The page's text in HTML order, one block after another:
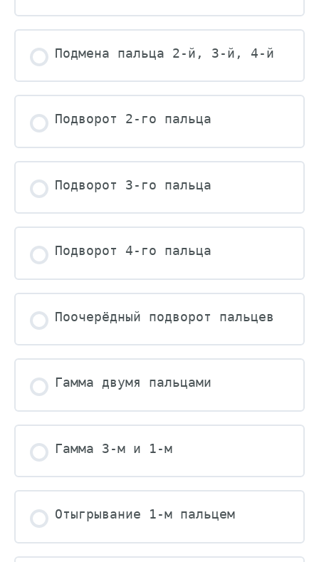
Подмена пальца 2-й, 3-й, 4-й
Подворот 2-го пальца
Подворот 3-го пальца
Подворот 4-го пальца
Поочерёдный подворот пальцев
Гамма двумя пальцами
Гамма 3-м и 1-м
Отыгрывание 1-м пальцем